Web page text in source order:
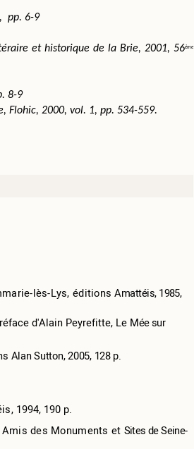
pp. 6-9
et historique de la Brie, 2001, 56ème
8-9
Flohic, 2000, vol. 1, pp. 534-559.
lès-Lys, éditionsAmattéis, 1985,
d'Alain Peyrefitte, Le Mée sur
Alan Sutton, 2005, 128 p.
1994, 190 p.
Amis des Monuments et Sites de Seine-